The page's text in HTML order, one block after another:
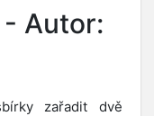
- Autor:
zařadit dvě